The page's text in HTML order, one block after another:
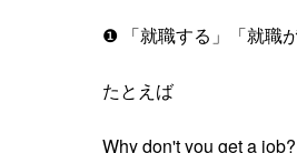
❶ 「就職する」「就職
たとえば
Why don't you get a job?